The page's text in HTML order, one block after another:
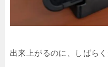
出来上がるのに、しばら